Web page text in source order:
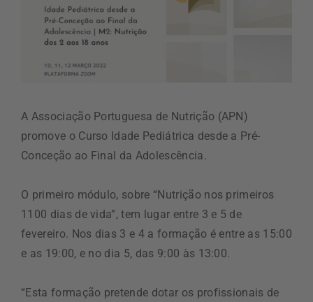
A Associação Portuguesa de Nutrição (APN)
promove o Curso Idade Pediátrica desde a Pré-
Conceção ao Final da Adolescência.
O primeiro módulo, sobre “Nutrição nos primeiros
1100 dias de vida”, tem lugar entre 3 e 5 de
fevereiro. Nos dias 3 e 4 a formação é entre as 15:00
e as 19:00, e no dia 5, das 9:00 às 13:00.
“Esta formação pretende dotar os profissionais de